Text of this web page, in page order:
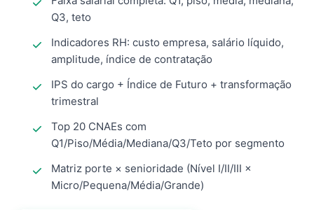
Q3, teto
Indicadores RH: custo empresa, salário líquido,
amplitude, índice de contratação
IPS do cargo + Índice de Futuro + transformação
trimestral
Top 20 CNAEs com
Q1/Piso/Média/Mediana/Q3/Teto por segmento
Matriz porte × senioridade (Nível I/II/III ×
Micro/Pequena/Média/Grande)